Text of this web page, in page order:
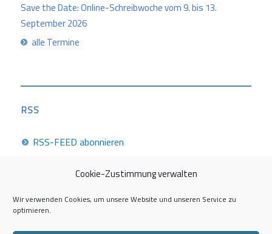
Cookie-Zustimmung verwalten
Wir verwenden Cookies, um unsere Website und unseren Service zu
optimieren.
Save the Date: Online-Schreibwoche vom 9. bis 13.
September 2026
alle Termine
RSS
RSS-FEED abonnieren
Career Week 2026
Die Career Center im Überblick